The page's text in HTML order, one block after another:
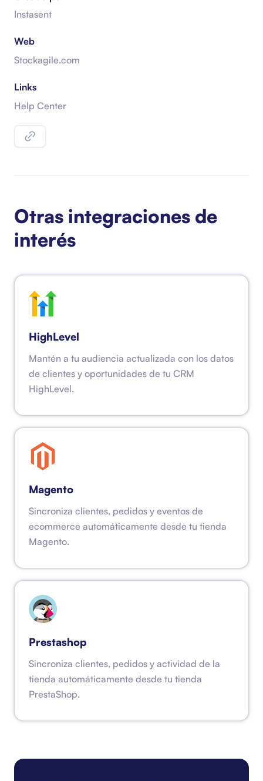
Instasent
Web
Stockagile.com
Links
Help Center
Otras integraciones de
interés
HighLevel
Mantén a tu audiencia actualizada con los datos
de clientes y oportunidades de tu CRM
HighLevel.
Magento
Sincroniza clientes, pedidos y eventos de
ecommerce automáticamente desde tu tienda
Magento.
Prestashop
Sincroniza clientes, pedidos y actividad de la
tienda automáticamente desde tu tienda
PrestaShop.